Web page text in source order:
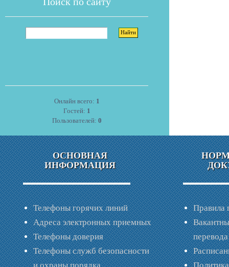
Онлайн всего: 1
Гостей: 1
Пользователей: 0
ОСНОВНАЯ
ИНФОРМАЦИЯ
Телефоны горячих линий
Адреса электронных приемных
Телефоны доверия
Телефоны служб безопасности
Правила
перевода